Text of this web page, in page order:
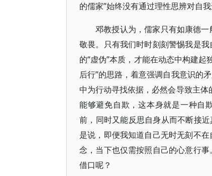
的儒家”始终没有通过理性思辨对自
邓教授认为，儒家只有如康德
敬畏。只有我们时时刻刻警惕我是
的“虚伪”本质，才能在动态中构建
后行”的思路，着意强调自我意识的
中为行动寻找依据，必然会导致主
能够避免自欺，这本身就是一种自
前，同时又能反思自身从而不断接
是说，即便我知道自己无时无刻不
念，当下也仅需按照自己的心意行
借口呢？